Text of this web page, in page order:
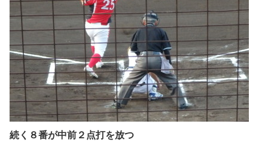
続く８番が中前２点打を放つ